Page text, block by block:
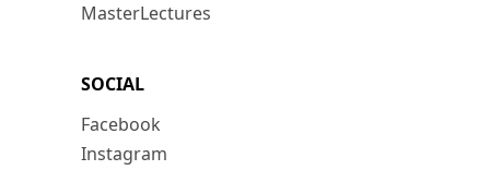
MasterLectures
SOCIAL
Facebook
Instagram